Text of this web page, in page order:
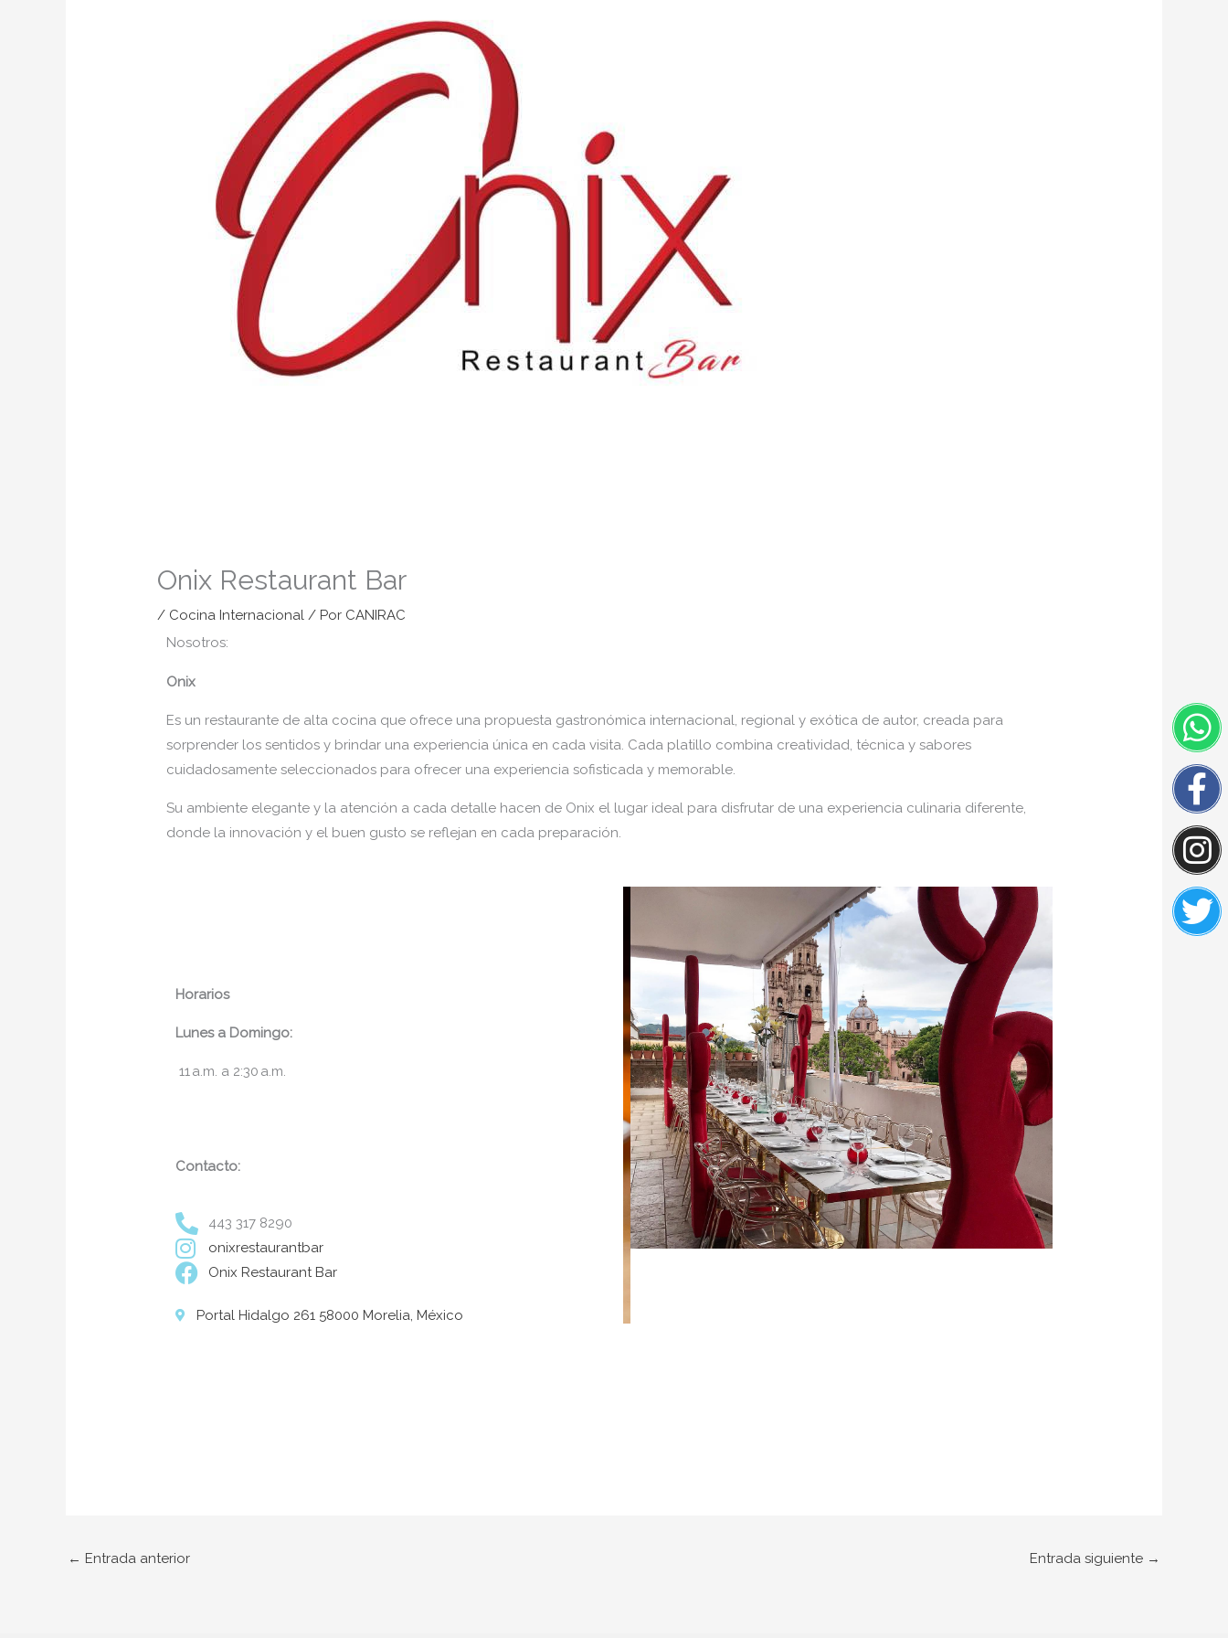
Onix Restaurant Bar
/ Cocina Internacional / Por CANIRAC
Nosotros:
Onix
Es un restaurante de alta cocina que ofrece una propuesta gastronómica internacional, regional y exótica de autor, creada para
sorprender los sentidos y brindar una experiencia única en cada visita. Cada platillo combina creatividad, técnica y sabores
cuidadosamente seleccionados para ofrecer una experiencia sofisticada y memorable.
Su ambiente elegante y la atención a cada detalle hacen de Onix el lugar ideal para disfrutar de una experiencia culinaria diferente,
donde la innovación y el buen gusto se reflejan en cada preparación.
Horarios
Lunes a Domingo:
11 a.m. a 2:30 a.m.
Contacto:
443 317 8290
onixrestaurantbar
Onix Restaurant Bar
Portal Hidalgo 261 58000 Morelia, México
← Entrada anterior Entrada siguiente →
f